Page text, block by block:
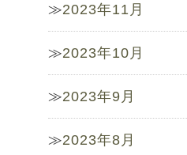
2023年11月
2023年10月
2023年9月
2023年8月